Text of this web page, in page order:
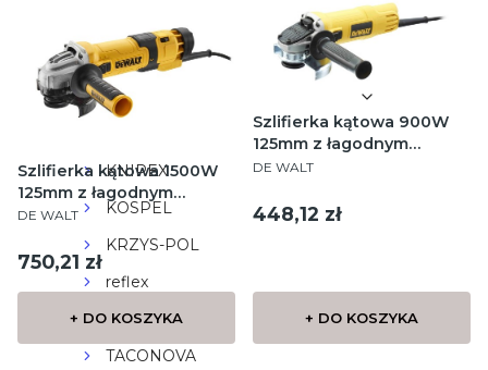
IMMERGAS
Invena
KNIPEX
KOSPEL
KRZYS-POL
reflex
SONNIGER
TACONOVA
Szlifierka kątowa 1500W
125mm z łagodnym
rozruchem. Regulacja
obrotów - 2800-10500
obr/min.
PRODUCENT
DE WALT
Cena
750,21 zł
+ DO KOSZYKA
Szlifierka kątowa 900W
125mm z łagodnym
rozruchem.
napięcia.
PRODUCENT
DE WALT
Cena
448,12 zł
+ DO KOSZYKA